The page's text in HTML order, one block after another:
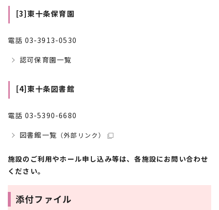
[3]東十条保育園
電話 03-3913-0530
認可保育園一覧
[4]東十条図書館
電話 03-5390-6680
図書館一覧 （外部リンク）
施設のご利用やホール申し込み等は、各施設にお問い合わせ
ください。
添付ファイル